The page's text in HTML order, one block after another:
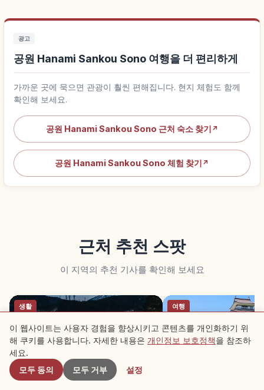
광고
공원 Hanami Sankou Sono 여행을 더 편리하게
가까운 곳에 묵으면 관광이 훨씬 편해집니다. 현지 체험도 함께
확인해 보세요.
공원 Hanami Sankou Sono 근처 숙소 찾기 ↗
공원 Hanami Sankou Sono 체험 찾기 ↗
근처 추천 스팟
이 지역의 추천 기사를 확인해 보세요
생활 여행
근처 스팟
이 웹사이트는 사용자 경험을 향상시키고 콘텐츠를 개인화하기 위
해 쿠키를 사용합니다. 자세한 내용은 개인정보 보호정책을 참조하
세요.
모두 동의
모두 거부 설정